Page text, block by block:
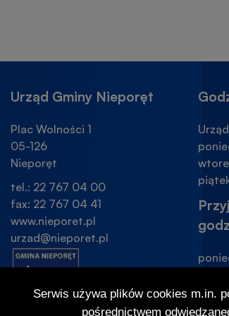
Serwis używa plików cookies m.in.
pośrednictwem
Urząd Gminy Nieporęt
Plac Wolności 1
05-126
Nieporęt
tel.: 22 767 04 00
fax: 22 767 04 41
www.nieporet.pl
urzad@nieporet.pl